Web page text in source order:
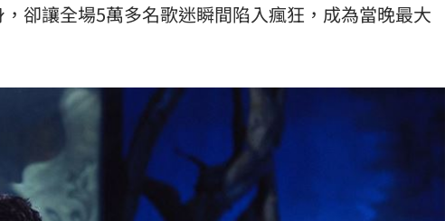
卻讓全場5萬多名歌迷瞬間陷入瘋狂，成為當晚最大